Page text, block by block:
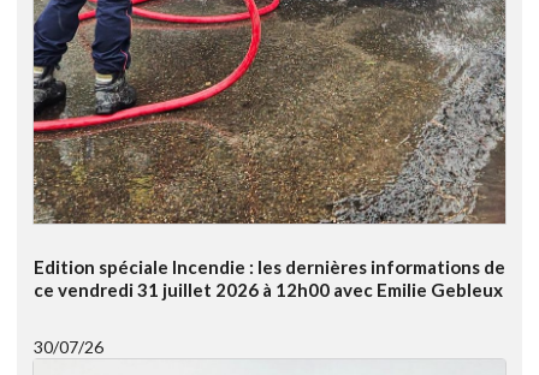
Edition spéciale Incendie : les dernières informations de
ce vendredi 31 juillet 2026 à 12h00 avec Emilie Gebleux
30/07/26